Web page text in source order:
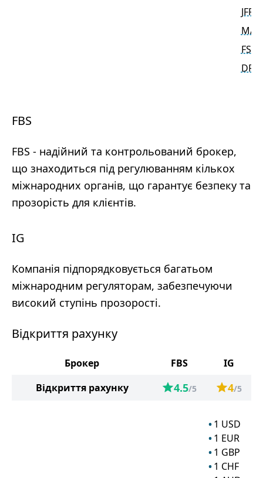
JFFA
MAS
FSCA
FBS
FBS - надійний та контрольований брокер,
що знаходиться під регулюванням кількох
міжнародних органів, що гарантує безпеку та
прозорість для клієнтів.
IG
Компанія підпорядковується багатьом
міжнародним регуляторам, забезпечуючи
високий ступінь прозорості.
Відкриття рахунку
Брокер FBS
IG
Відкриття рахунку
4.5/5 4/5
1 USD
1 EUR
1 GBP
1 CHF